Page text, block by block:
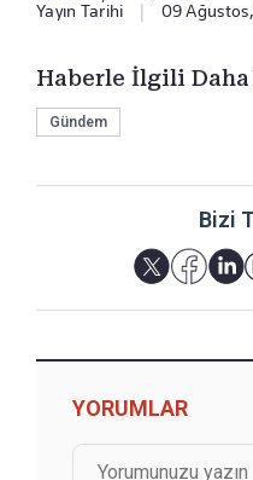
Yayın Tarihi 09
Haberle İlgili Daha
Gündem
Bizi
YORUMLAR